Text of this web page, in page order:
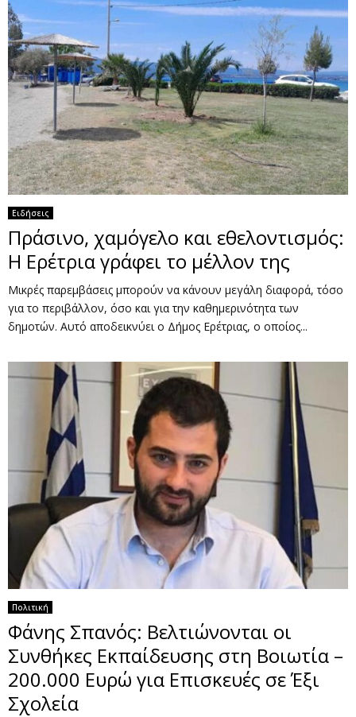
Ειδήσεις
Πράσινο, χαμόγελο και εθελοντισμός:
Η Ερέτρια γράφει το μέλλον της
Μικρές παρεμβάσεις μπορούν να κάνουν μεγάλη διαφορά, τόσο
για το περιβάλλον, όσο και για την καθημερινότητα των
δημοτών. Αυτό αποδεικνύει ο Δήμος Ερέτριας, ο οποίος...
Πολιτική
Φάνης Σπανός: Βελτιώνονται οι
Συνθήκες Εκπαίδευσης στη Βοιωτία –
200.000 Ευρώ για Επισκευές σε Έξι
Σχολεία